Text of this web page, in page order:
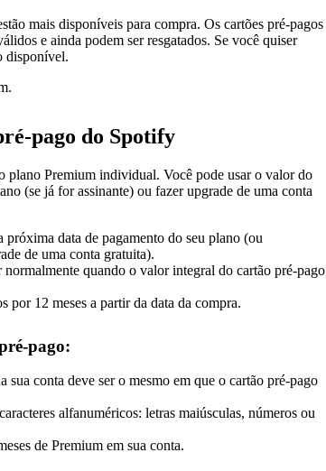
mais disponíveis para compra. Os cartões pré-pagos
e ainda podem ser resgatados. Se você quiser
disponível.
do Spotify
plano Premium individual. Você pode usar o valor do
(se já for assinante) ou fazer upgrade de uma conta
próxima data de pagamento do seu plano (ou
de uma conta gratuita).
normalmente quando o valor integral do cartão pré-pago
por 12 meses a partir da data da compra.
sua conta deve ser o mesmo em que o cartão pré‑pago
alfanuméricos: letras maiúsculas, números ou
de Premium em sua conta.